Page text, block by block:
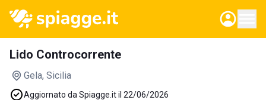
Lido Controcorrente
Gela, Sicilia
Aggiornato da Spiagge.it il 22/06/2026